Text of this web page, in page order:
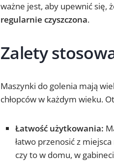
ważne jest, aby upewnić się,
regularnie czyszczona.
Zalety
Maszynki do golenia mają
chłopców w każdym wieku.
Łatwość użytkowania:
łatwo przenosić z
czy to w domu, w